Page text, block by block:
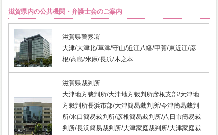
滋賀県内の公共機関・弁護士会のご案内
滋賀県警察署
大津/大津北/草津/守山/近江八幡/甲賀/東近江/彦
根/高島/米原/長浜/木之本
滋賀県裁判所
大津地方裁判所/大津地方裁判所彦根支部/大津地
方裁判所長浜市部/大津簡易裁判所/今津簡易裁判
所/水口簡易裁判所/彦根簡易裁判所/八日市簡易裁
判所/長浜簡易裁判所/大津家庭裁判所/大津家庭裁